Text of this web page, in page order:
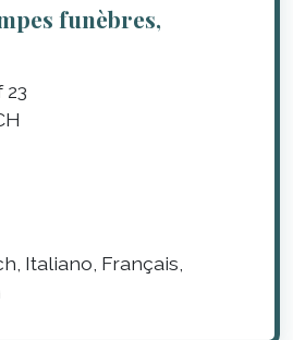
funèbres,
Italiano, Français,